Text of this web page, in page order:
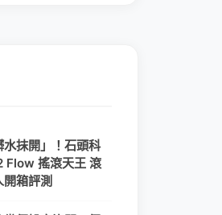
抹開」！石頭科
Flow 搖滾天王 滾
箱評測